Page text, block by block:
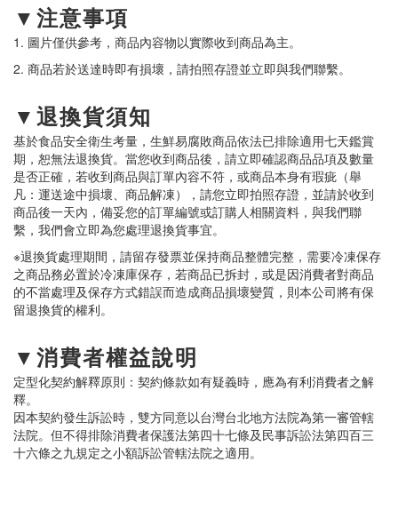
▼注意事項
1. 圖片僅供參考，商品內容物以實際收到商品為主。
2. 商品若於送達時即有損壞，請拍照存證並立即與我們聯繫。
▼退換貨須知
基於食品安全衛生考量，生鮮易腐敗商品依法已排除適用七天鑑賞
期，恕無法退換貨。當您收到商品後，請立即確認商品品項及數量
是否正確，若收到商品與訂單內容不符，或商品本身有瑕疵（舉
凡：運送途中損壞、商品解凍），請您立即拍照存證，並請於收到
商品後一天內，備妥您的訂單編號或訂購人相關資料，與我們聯
繫，我們會立即為您處理退換貨事宜。
※退換貨處理期間，請留存發票並保持商品整體完整，需要冷凍保存
之商品務必置於冷凍庫保存，若商品已拆封，或是因消費者對商品
的不當處理及保存方式錯誤而造成商品損壞變質，則本公司將有保
留退換貨的權利。
▼消費者權益說明
定型化契約解釋原則：契約條款如有疑義時，應為有利消費者之解
釋。
因本契約發生訴訟時，雙方同意以台灣台北地方法院為第一審管轄
法院。但不得排除消費者保護法第四十七條及民事訴訟法第四百三
十六條之九規定之小額訴訟管轄法院之適用。